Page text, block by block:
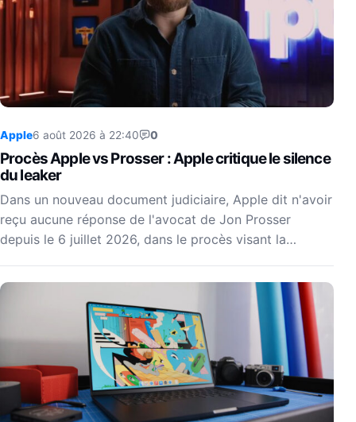
Apple6 août 2026 à 22:40 0
Procès Apple vs Prosser : Apple critique le silence
du leaker
Dans un nouveau document judiciaire, Apple dit n'avoir
reçu aucune réponse de l'avocat de Jon Prosser
depuis le 6 juillet 2026, dans le procès visant la…